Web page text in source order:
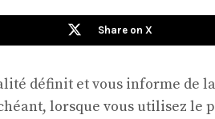
Share on X
définit et vous informe de
lorsque vous utilisez le